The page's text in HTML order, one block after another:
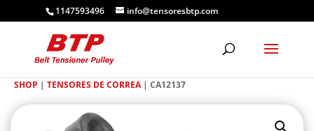
1147593496 info@tensoresbtp.com
SHOP | TENSORES DE CORREA| CA12137